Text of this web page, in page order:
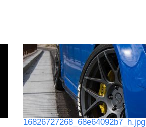
16826727268_68e64092b7_h.jpg